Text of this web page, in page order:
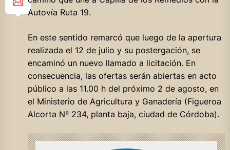
Autovía Ruta 19.
En este sentido remarcó que luego de la apertura
realizada el 12 de julio y su postergación, se
encaminó un nuevo llamado a licitación. En
consecuencia, las ofertas serán abiertas en acto
público a las 11.00 h del próximo 2 de agosto, en
el Ministerio de Agricultura y Ganadería (Figueroa
Alcorta Nº 234, planta baja, ciudad de Córdoba).